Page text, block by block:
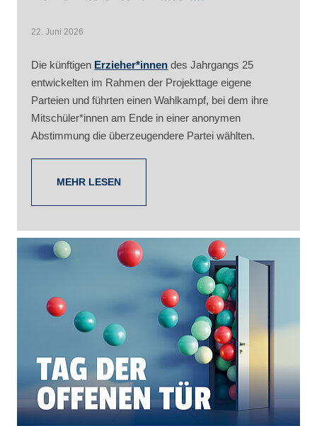
22. Juni 2026
Die künftigen Erzieher*innen des Jahrgangs 25
entwickelten im Rahmen der Projekttage eigene
Parteien und führten einen Wahlkampf, bei dem ihre
Mitschüler*innen am Ende in einer anonymen
Abstimmung die überzeugendere Partei wählten.
MEHR LESEN